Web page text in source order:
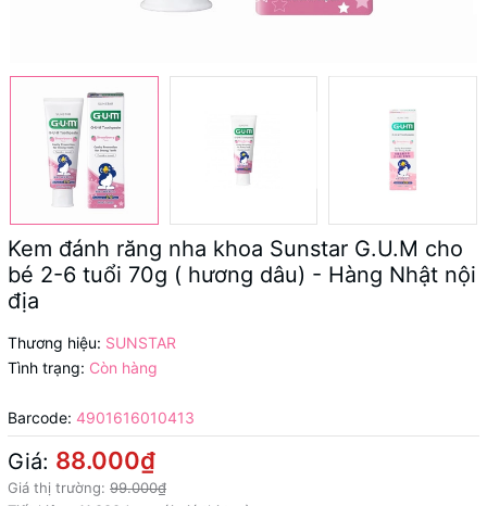
Kem đánh răng nha khoa Sunstar G.U.M cho
bé 2-6 tuổi 70g ( hương dâu) - Hàng Nhật nội
địa
Thương hiệu: SUNSTAR
Tình trạng: Còn hàng
Barcode: 4901616010413
Giá: 88.000₫
Giá thị trường: 99.000₫